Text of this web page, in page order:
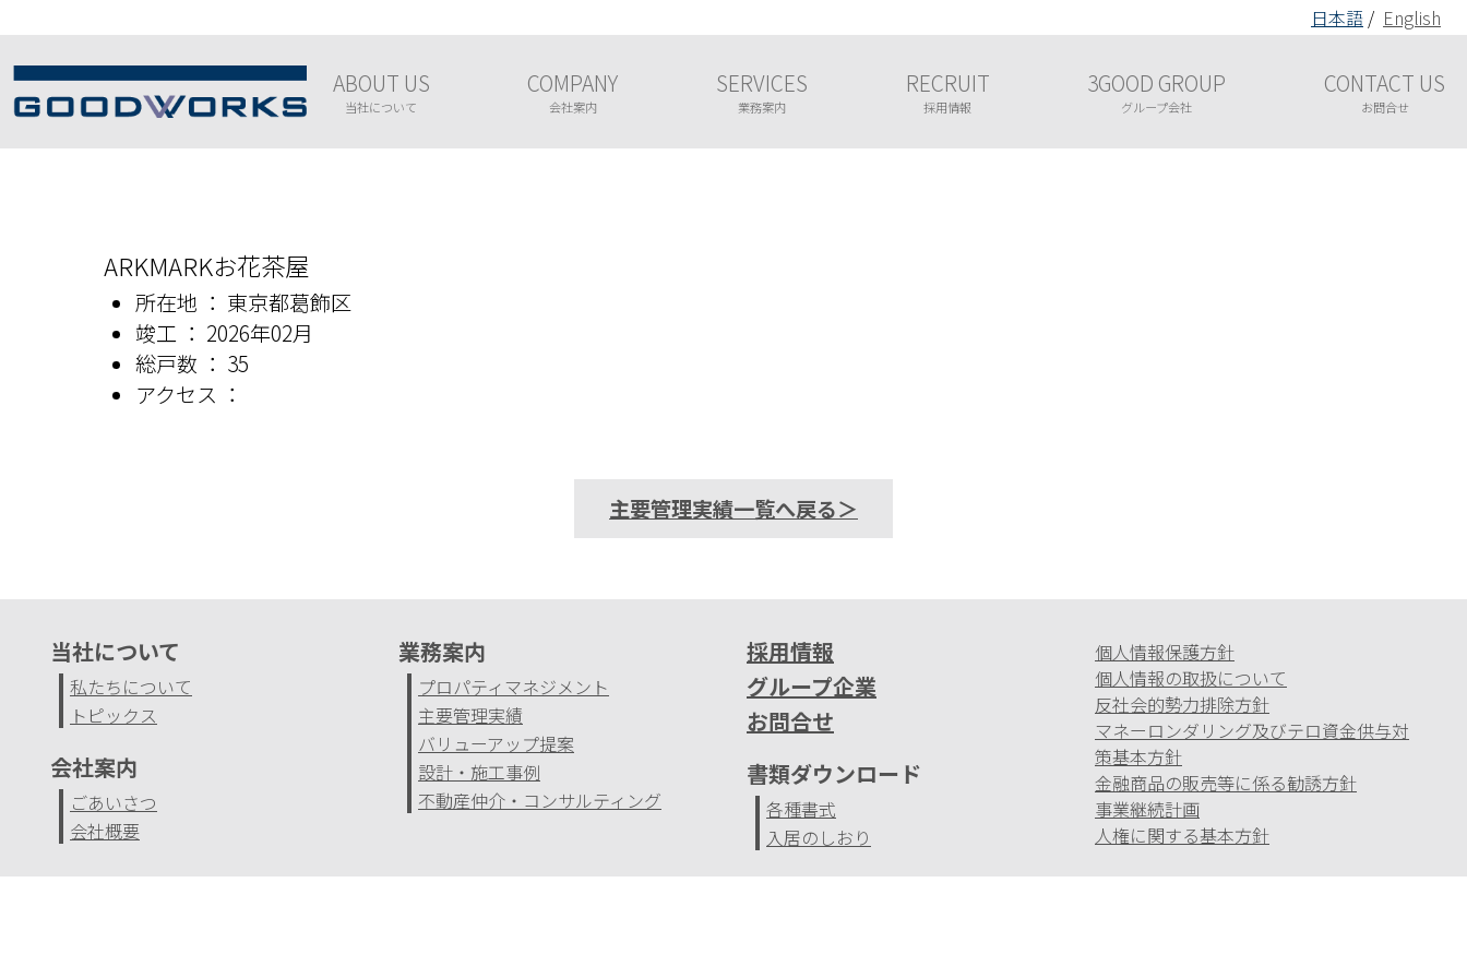
日本語 / English
ABOUT US
当社について
COMPANY
会社案内
SERVICES
業務案内
RECRUIT
採用情報
3GOOD GROUP
グループ会社
CONTACT US
お問合せ
ARKMARKお花茶屋
所在地 ： 東京都葛飾区
竣工 ： 2026年02月
総戸数 ： 35
アクセス ：
主要管理実績一覧へ戻る＞
当社について
私たちについて
トピックス
会社案内
ごあいさつ
会社概要
業務案内
プロパティマネジメント
主要管理実績
バリューアップ提案
設計・施工事例
不動産仲介・コンサルティング
採用情報
グループ企業
お問合せ
書類ダウンロード
各種書式
入居のしおり
個人情報保護方針
個人情報の取扱について
反社会的勢力排除方針
マネーロンダリング及びテロ資金供与対
策基本方針
金融商品の販売等に係る勧誘方針
事業継続計画
人権に関する基本方針